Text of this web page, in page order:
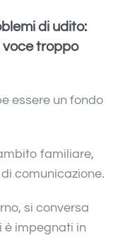
di udito:
voce troppo
essere un fondo
familiare,
comunicazione.
si conversa
è impegnati in